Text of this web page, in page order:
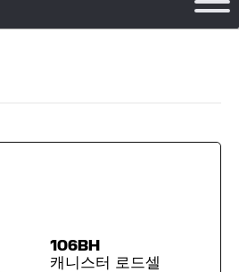
106BH
캐니스터 로드셀